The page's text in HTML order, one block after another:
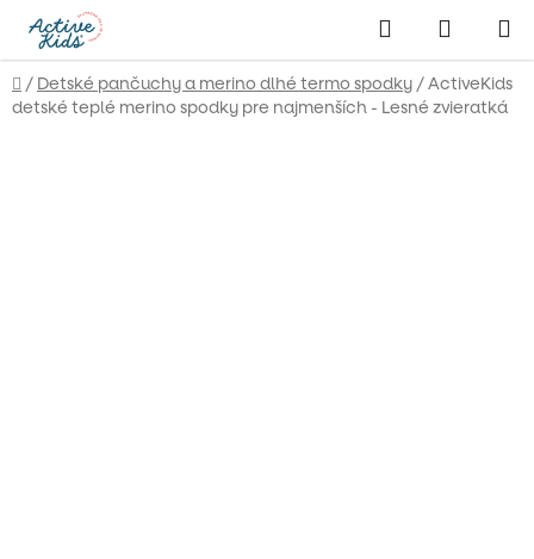
obsah
Hľadať
KOŠÍK
Domov
/ Detské pančuchy a merino dlhé termo spodky/ActiveKids
detské teplé merino spodky pre najmenších - Lesné zvieratká